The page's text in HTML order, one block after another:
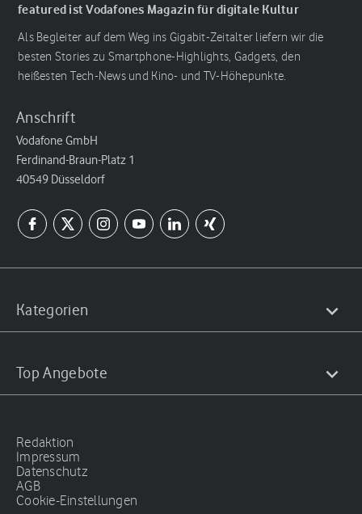
featured ist Vodafones Magazin für digitale Kultur
Als Begleiter auf dem Weg ins Gigabit-Zeitalter liefern wir die
besten Stories zu Smartphone-Highlights, Gadgets, den
heißesten Tech-News und Kino- und TV-Höhepunkte.
Anschrift
Vodafone GmbH
Ferdinand-Braun-Platz 1
40549 Düsseldorf
Kategorien
Top Angebote
Redaktion
Impressum
Datenschutz
AGB
Cookie-Einstellungen